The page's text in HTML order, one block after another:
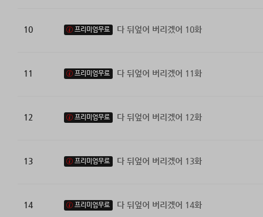
10 프리미엄무료 다 뒤엎어 버리겠어 10화
11 프리미엄무료 다 뒤엎어 버리겠어 11화
12 프리미엄무료 다 뒤엎어 버리겠어 12화
13 프리미엄무료 다 뒤엎어 버리겠어 13화
14 프리미엄무료 다 뒤엎어 버리겠어 14화